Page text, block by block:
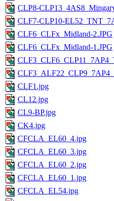
CLP8-
CLF7-CLP10-
CLF6_CLFx_Midland-2.JPG
CLF6_CLFx_Midland-1.JPG
CLF1.jpg
CL12.jpg
CL9-BP.jpg
CK4.jpg
CFCLA_EL60_4.jpg
CFCLA_EL60_3.jpg
CFCLA_EL60_2.jpg
CFCLA_EL60_1.jpg
CFCLA_EL54.jpg